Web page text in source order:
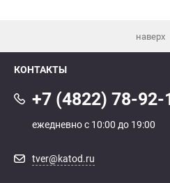
наверх
КОНТАКТЫ
+7 (4822) 78-92-
ежедневно с 10:00 до 19:00
tver@katod.ru